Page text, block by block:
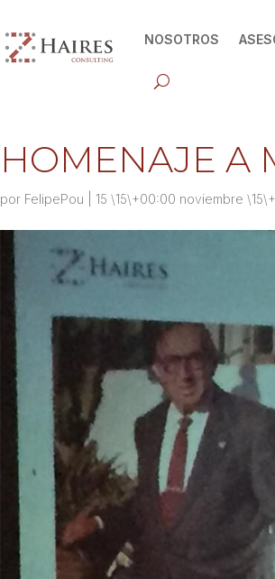
NOSOTROS
HOMENAJE A
por FelipePou |15 \15\+00:00 noviembre